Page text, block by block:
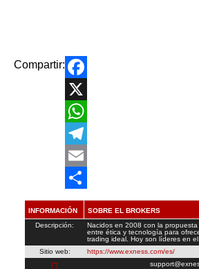
Compartir:
Facebook
X
WhatsApp
Telegram
Email
Compartir
INFORMACIÓN
SOBRE EL BROKERS
Descripción:
Nacidos en 2008 con la
entre ética y tecnología para
trading ideal. Hoy son líderes en
Sitio web:
https://www.exness.com/es/